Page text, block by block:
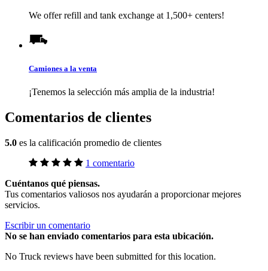
We offer refill and tank exchange at 1,500+ centers!
Camiones a la venta
¡Tenemos la selección más amplia de la industria!
Comentarios de clientes
5.0 es la calificación promedio de clientes
1 comentario
Cuéntanos qué piensas.
Tus comentarios valiosos nos ayudarán a proporcionar mejores
servicios.
Escribir un comentario
No se han enviado comentarios para esta ubicación.
No Truck reviews have been submitted for this location.